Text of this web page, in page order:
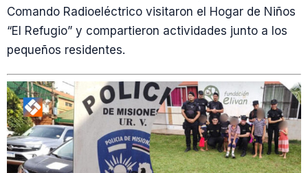
Comando Radioeléctrico visitaron el Hogar de Niños
“El Refugio” y compartieron actividades junto a los
pequeños residentes.